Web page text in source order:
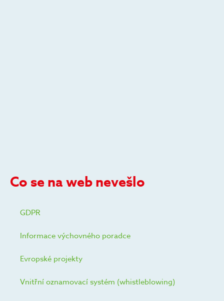
Co se na web nevešlo
GDPR
Informace výchovného poradce
Evropské projekty
Vnitřní oznamovací systém (whistleblowing)